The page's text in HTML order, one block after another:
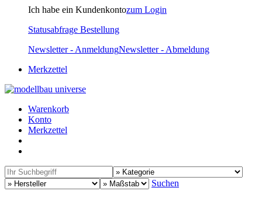
Ich habe ein Kundenkontozum Login
Statusabfrage Bestellung
Newsletter - AnmeldungNewsletter - Abmeldung
Merkzettel
Warenkorb
Konto
Merkzettel
Suchen